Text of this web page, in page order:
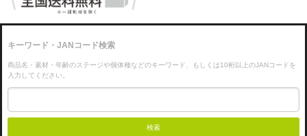
キーワード・JANコード検索
商品名・素材・年齢のステージや個体種などのキーワード、もしくは10桁以上のJANコードを
入力してください。
検索